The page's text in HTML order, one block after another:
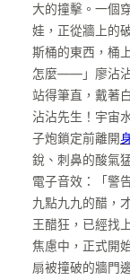
大的撞擊。一個
娃，正從牆上的
斯桶的東西，桶
怎麼——」廖沾
站得筆直，戴著
沾沾先生！宇宙
子炮鎖定前離開
銳、刺鼻的酸氣
電子音效：「警
九點九九的醋，
王醋狂，已經找
焦慮中，正式開
扇被撞破的牆門